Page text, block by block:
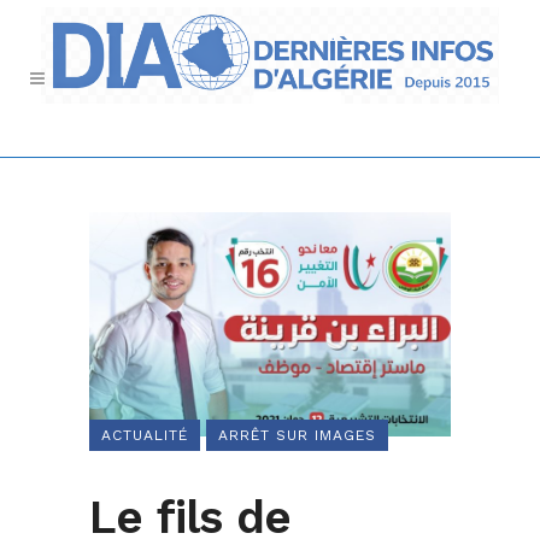
ACTUALITÉ ARRÊT SUR IMAGES
Le fils de